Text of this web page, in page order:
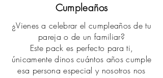
Cumpleaños
¿Vienes a celebrar el cumpleaños de tu
pareja o de un familiar?
Este pack es perfecto para ti,
únicamente dinos cuántos años cumple
esa persona especial y nosotros nos